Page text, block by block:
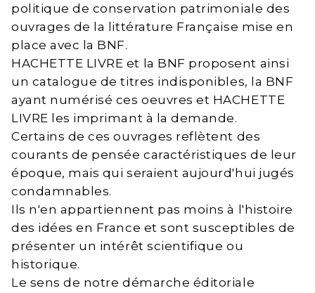
politique de conservation patrimoniale des
ouvrages de la littérature Française mise en
place avec la BNF.
HACHETTE LIVRE et la BNF proposent ainsi
un catalogue de titres indisponibles, la BNF
ayant numérisé ces oeuvres et HACHETTE
LIVRE les imprimant à la demande.
Certains de ces ouvrages reflètent des
courants de pensée caractéristiques de leur
époque, mais qui seraient aujourd'hui jugés
condamnables.
Ils n'en appartiennent pas moins à l'histoire
des idées en France et sont susceptibles de
présenter un intérêt scientifique ou
historique.
Le sens de notre démarche éditoriale